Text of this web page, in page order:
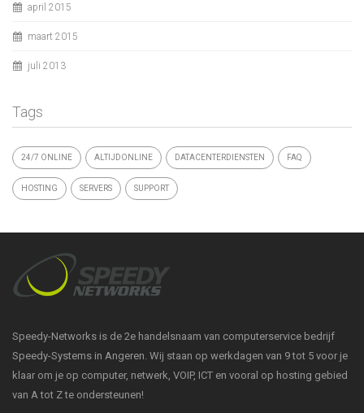
april 2015
maart 2015
juli 2013
Tags
24/7 ONLINE ALTIJDONLINE DATACENTERDIENSTEN FAQ
HOSTING SERVERS SUPPORT
Speedy-Networks is de 2e handelsnaam van computerservice bedrijf
Speedy-Systems in Angeren. Wij staan op werkdagen van 9 tot 5 voor je
klaar om je op computer, netwerk, VOIP, ICT en vooral op hosting gebied
van A tot Z te ondersteunen!